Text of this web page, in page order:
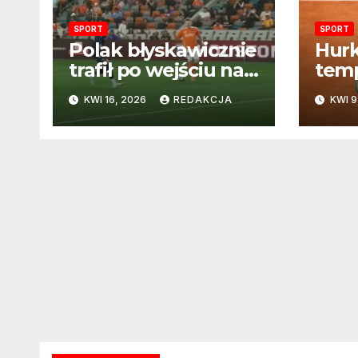
SPORT
Polak błyskawicznie
trafił po wejściu na
boisko – gol już po
22 sekundach!
KWI 16, 2026 REDAKCJA
SPORT
KWI